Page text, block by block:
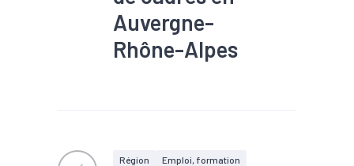
Auvergne-
Rhône-Alpes
#Recrutement
#Services
Région Emploi, formation